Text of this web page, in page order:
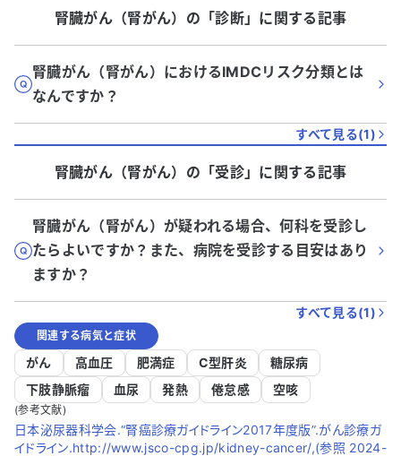
腎臓がん（腎がん） の「診断」に関する記事
腎臓がん（腎がん）におけるIMDCリスク分類とは
なんですか？
すべて見る(1)
腎臓がん（腎がん） の「受診」に関する記事
腎臓がん（腎がん）が疑われる場合、何科を受診し
たらよいですか？また、病院を受診する目安はあり
ますか？
すべて見る(1)
関連する病気と症状
がん 高血圧 肥満症 C型肝炎
糖尿病
下肢静脈瘤
血尿 発熱 倦怠感 空咳
(参考文献)
日本泌尿器科学会.“腎癌診療ガイドライン2017年度版”.がん診療ガ
イドライン.http://www.jsco-cpg.jp/kidney-cancer/,(参照 2024-